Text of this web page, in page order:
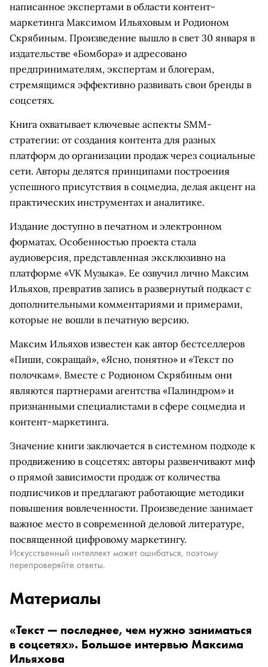
написанное экспертами в области контент-
маркетинга Максимом Ильяховым и Родионом
Скрябиным. Произведение вышло в свет 30 января в
издательстве «Бомбора» и адресовано
предпринимателям, экспертам и блогерам,
стремящимся эффективно развивать свои бренды в
соцсетях.
Книга охватывает ключевые аспекты SMM-
стратегии: от создания контента для разных
платформ до организации продаж через социальные
сети. Авторы делятся принципами построения
успешного присутствия в соцмедиа, делая акцент на
практических инструментах и аналитике.
Издание доступно в печатном и электронном
форматах. Особенностью проекта стала
аудиоверсия, представленная эксклюзивно на
платформе «VK Музыка». Ее озвучил лично Максим
Ильяхов, превратив запись в развернутый подкаст с
дополнительными комментариями и примерами,
которые не вошли в печатную версию.
Максим Ильяхов известен как автор бестселлеров
«Пиши, сокращай», «Ясно, понятно» и «Текст по
полочкам». Вместе с Родионом Скрябиным они
являются партнерами агентства «Палиндром» и
признанными специалистами в сфере соцмедиа и
контент-маркетинга.
Значение книги заключается в системном подходе к
продвижению в соцсетях: авторы развенчивают миф
о прямой зависимости продаж от количества
подписчиков и предлагают работающие методики
повышения вовлеченности. Произведение занимает
важное место в современной деловой литературе,
посвященной цифровому маркетингу.
Искусственный интеллект может ошибаться, поэтому
перепроверяйте ответы.
Материалы
«Текст — последнее, чем нужно заниматься
в соцсетях». Большое интервью Максима
Ильяхова